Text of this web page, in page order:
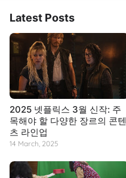
Latest Posts
2025 넷플릭스 3월 신작: 주
목해야 할 다양한 장르의 콘텐
츠 라인업
14 March, 2025